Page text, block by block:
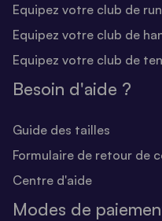
Equipez votre club de
Equipez votre club de
Equipez votre club de
Besoin d'aide ?
Guide des tailles
Formulaire de retour de
Centre d'aide
Modes de